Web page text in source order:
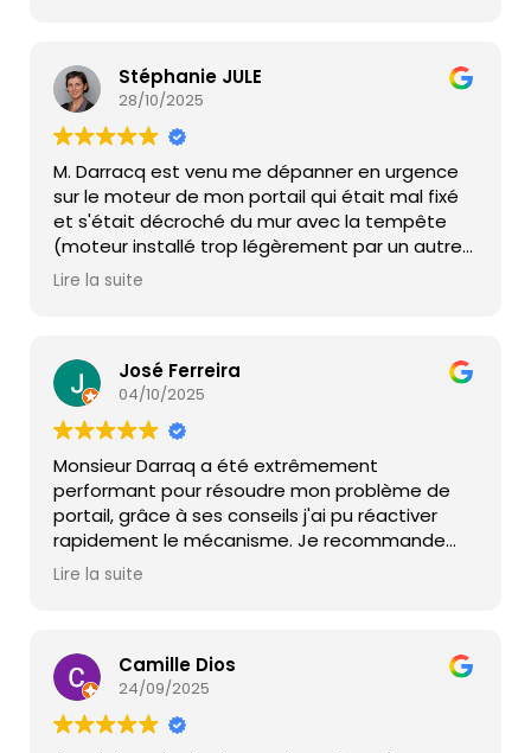
rapidement, efficacement et ses prix sont très
raisonnables Nous recommandons vivement
Aquitaine Fermetures Portails. Merci encore !!
Stéphanie JULE
28/10/2025
M. Darracq est venu me dépanner en urgence
sur le moteur de mon portail qui était mal fixé
et s'était décroché du mur avec la tempête
(moteur installé trop légèrement par un autre
professionnel). De plus, il a changé la carte
Je suis contente de l'intervention de monsieur
Darracq, on voit qu'il maîtrise. Je le
recommande
Lire la suite
José Ferreira
04/10/2025
Monsieur Darraq a été extrêmement
performant pour résoudre mon problème de
portail, grâce à ses conseils j'ai pu réactiver
rapidement le mécanisme. Je recommande
vivement cette entreprise.
Lire la suite
Camille Dios
24/09/2025